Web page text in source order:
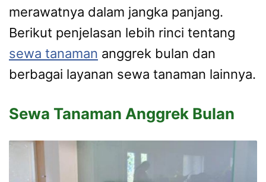
merawatnya dalam jangka panjang.
Berikut penjelasan lebih rinci tentang
sewa tanaman anggrek bulan dan
berbagai layanan sewa tanaman lainnya.
Sewa Tanaman Anggrek Bulan